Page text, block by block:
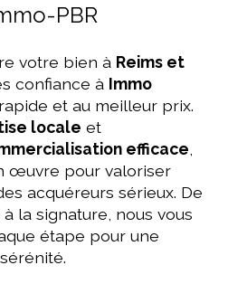
PBR
votre bien à Reims et
confiance à Immo
et au meilleur prix.
locale et
efficace
œuvre pour valoriser
acquéreurs sérieux. De
à la signature, nous vous
étape pour une